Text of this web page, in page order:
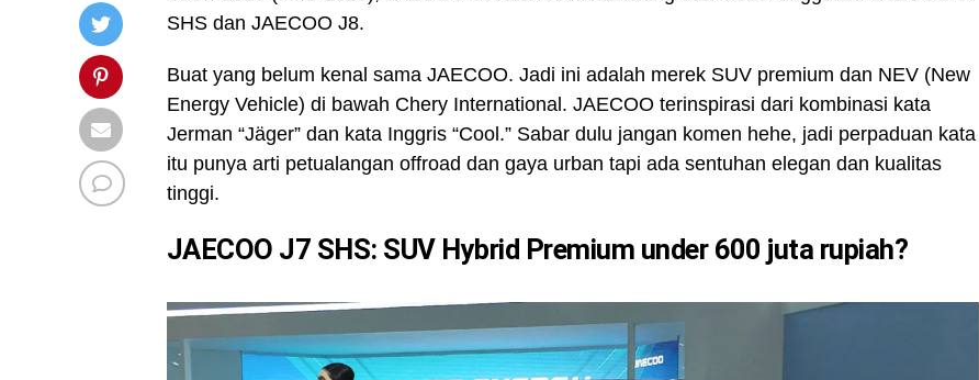
SHS dan JAECOO J8.
Buat yang belum kenal sama JAECOO. Jadi ini adalah merek SUV premium dan NEV (New
Energy Vehicle) di bawah Chery International. JAECOO terinspirasi dari kombinasi kata
Jerman “Jäger” dan kata Inggris “Cool.” Sabar dulu jangan komen hehe, jadi perpaduan kata
itu punya arti petualangan offroad dan gaya urban tapi ada sentuhan elegan dan kualitas
tinggi.
JAECOO J7 SHS: SUV Hybrid Premium under 600 juta rupiah?